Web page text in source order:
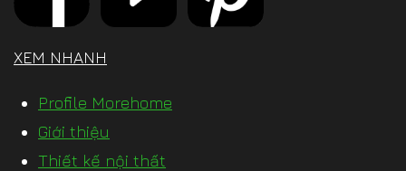
XEM NHANH
Profile Morehome
Giới thiệu
Thiết kế nội thất